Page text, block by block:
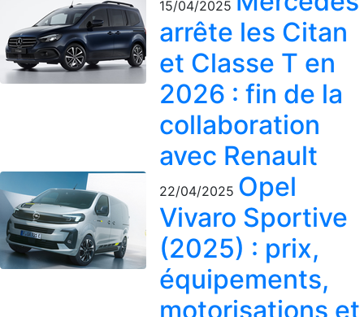
15/04/2025
arrête les Citan
et Classe T en
2026 : fin de la
collaboration
avec Renault
22/04/2025 Opel
Vivaro Sportive
(2025) : prix,
équipements,
motorisations et